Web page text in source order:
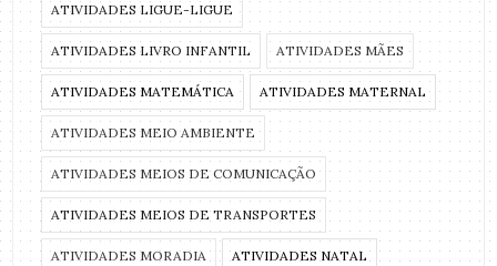
ATIVIDADES LIGUE-LIGUE
ATIVIDADES LIVRO INFANTIL ATIVIDADES MÃES
ATIVIDADES MATEMÁTICA ATIVIDADES MATERNAL
ATIVIDADES MEIO AMBIENTE
ATIVIDADES MEIOS DE COMUNICAÇÃO
ATIVIDADES MEIOS DE TRANSPORTES
ATIVIDADES MORADIA ATIVIDADES NATAL